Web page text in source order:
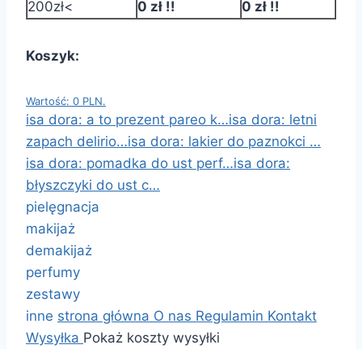
200zł<
0 zł !! 0 zł !!
Koszyk:
Wartość: 0 PLN.
isa dora: a to prezent pareo k…isa dora: letni
zapach delirio…isa dora: lakier do paznokci …
isa dora: pomadka do ust perf…isa dora:
błyszczyki do ust c…
pielęgnacja
makijaż
demakijaż
perfumy
zestawy
inne strona główna O nas Regulamin Kontakt
Wysyłka Pokaż koszty wysyłki